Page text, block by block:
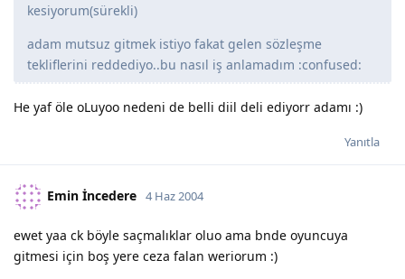
kesiyorum(sürekli)
adam mutsuz gitmek istiyo fakat gelen sözleşme
tekliflerini reddediyo..bu nasıl iş anlamadım :confused:
He yaf öle oLuyoo nedeni de belli diil deli ediyorr adamı :)
Yanıtla
Emin İncedere 4 Haz 2004
ewet yaa ck böyle saçmalıklar oluo ama bnde oyuncuya
gitmesi için boş yere ceza falan weriorum :)